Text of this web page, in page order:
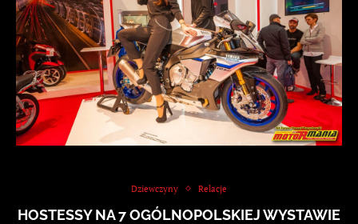
Dziewczyny Relacje
HOSTESSY NA 7 OGÓLNOPOLSKIEJ WYSTAWIE